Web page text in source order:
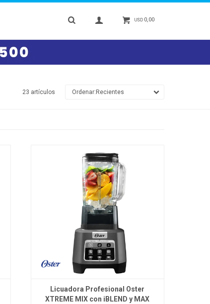
USD 0,00
23 artículos Recientes
Licuadora Profesional Oster
XTREME MIX con iBLEND y MAX